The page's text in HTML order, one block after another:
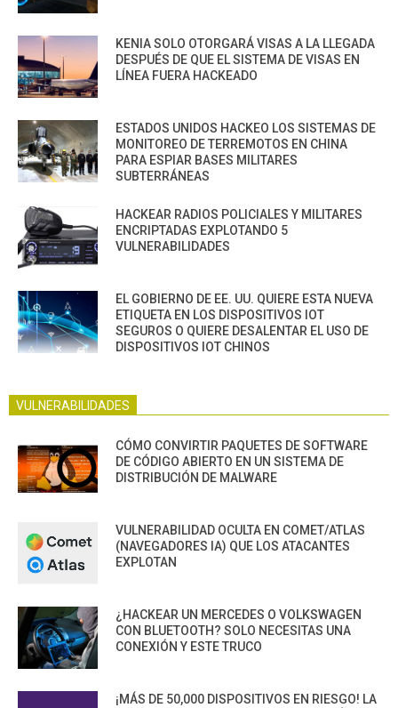
KENIA SOLO OTORGARÁ VISAS A LA LLEGADA
DESPUÉS DE QUE EL SISTEMA DE VISAS EN
LÍNEA FUERA HACKEADO
ESTADOS UNIDOS HACKEO LOS SISTEMAS DE
MONITOREO DE TERREMOTOS EN CHINA
PARA ESPIAR BASES MILITARES
SUBTERRÁNEAS
HACKEAR RADIOS POLICIALES Y MILITARES
ENCRIPTADAS EXPLOTANDO 5
VULNERABILIDADES
EL GOBIERNO DE EE. UU. QUIERE ESTA NUEVA
ETIQUETA EN LOS DISPOSITIVOS IOT
SEGUROS O QUIERE DESALENTAR EL USO DE
DISPOSITIVOS IOT CHINOS
VULNERABILIDADES
CÓMO CONVIRTIR PAQUETES DE SOFTWARE
DE CÓDIGO ABIERTO EN UN SISTEMA DE
DISTRIBUCIÓN DE MALWARE
VULNERABILIDAD OCULTA EN COMET/ATLAS
(NAVEGADORES IA) QUE LOS ATACANTES
EXPLOTAN
¿HACKEAR UN MERCEDES O VOLKSWAGEN
CON BLUETOOTH? SOLO NECESITAS UNA
CONEXIÓN Y ESTE TRUCO
¡MÁS DE 50,000 DISPOSITIVOS EN RIESGO! LA